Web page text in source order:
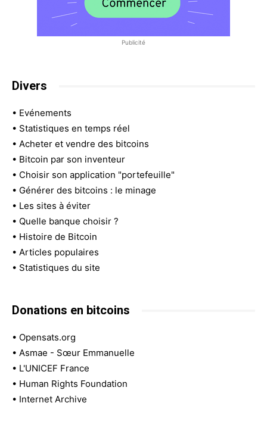
Publicité
Divers
• Evénements
• Statistiques en temps réel
• Acheter et vendre des bitcoins
• Bitcoin par son inventeur
• Choisir son application "portefeuille"
• Générer des bitcoins : le minage
• Les sites à éviter
• Quelle banque choisir ?
• Histoire de Bitcoin
• Articles populaires
• Statistiques du site
Donations en bitcoins
• Opensats.org
• Asmae - Sœur Emmanuelle
• L'UNICEF France
• Human Rights Foundation
• Internet Archive